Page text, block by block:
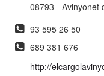
08793 - Avinyonet
93 595 26 50
689 381 676
http://